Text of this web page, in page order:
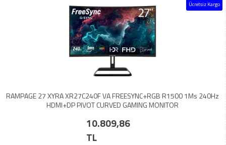
Ücretsiz Kargo
RAMPAGE 27 XYRA XR27C240F VA FREESYNC+RGB R1500 1Ms 240Hz
HDMI+DP PIVOT CURVED GAMING MONITOR
10.809,86
TL